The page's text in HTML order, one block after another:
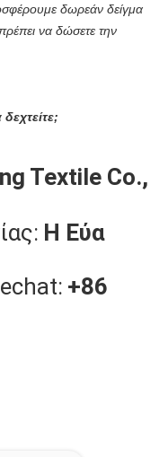
δωρεάν δείγμα
να δώσετε την
Textile Co.,
Η Εύα
+86